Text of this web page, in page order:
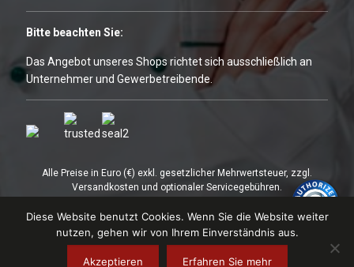
Bitte beachten Sie:
Das Angebot unseres Shops richtet sich ausschließlich an
Unternehmer und Gewerbetreibende.
Alle Preise in Euro (€) exkl. gesetzlicher Mehrwertsteuer, zzgl.
Versandkosten und optionaler Servicegebühren.
In Einzelfällen können die Preise zudem von den online bestellbaren
Angeboten unter https://gastroland24.de abweichen.
Diese Website benutzt Cookies. Wenn Sie die Website weiter
nutzen, gehen wir von Ihrem Einverständnis aus.
Akzeptieren Erfahren Sie mehr